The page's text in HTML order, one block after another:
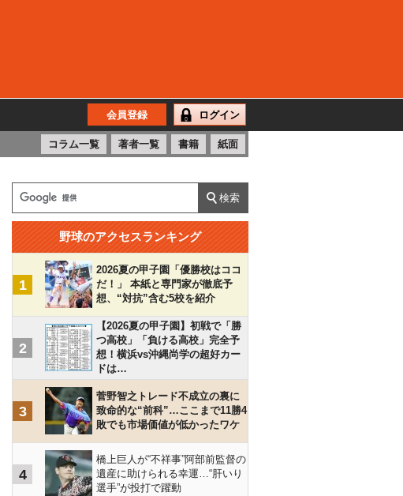
会員登録 ログイン
コラム一覧 著者一覧 書籍 紙面
野球のアクセスランキング
1
2026夏の甲子園「優勝校はココ
だ！」 本紙と専門家が徹底予
想、“対抗”含む5校を紹介
2
【2026夏の甲子園】初戦で「勝
つ高校」「負ける高校」完全予
想！横浜vs沖縄尚学の超好カー
ドは…
3
菅野智之トレード不成立の裏に
致命的な“前科”…ここまで11勝4
敗でも市場価値が低かったワケ
4
橋上巨人が“不祥事”阿部前監督の
遺産に助けられる幸運…“肝いり
選手”が投打で躍動